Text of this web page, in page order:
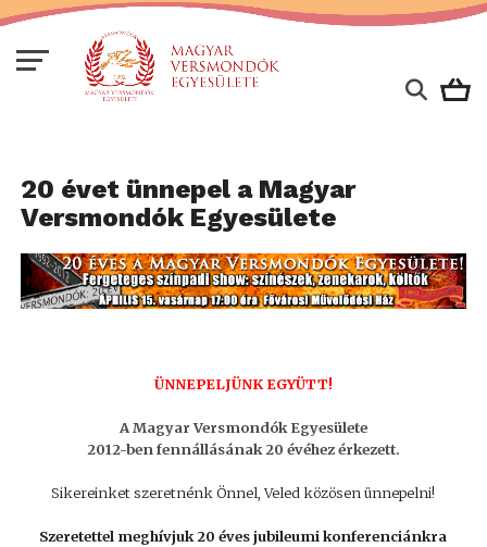
20 évet ünnepel a Magyar
Versmondók Egyesülete
ÜNNEPELJÜNK EGYÜTT!
A Magyar Versmondók Egyesülete
2012-ben fennállásának 20 évéhez érkezett.
Sikereinket szeretnénk Önnel, Veled közösen ünnepelni!
Szeretettel meghívjuk 20 éves jubileumi konferenciánkra